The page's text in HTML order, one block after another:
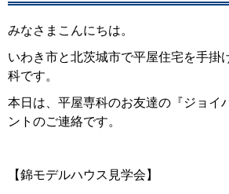
みなさまこんにちは。
いわき市と北茨城市で平屋住宅を手掛
科です。
本日は、平屋専科のお友達の『ジョイ
ントのご連絡です。
【錦モデルハウス見学会】